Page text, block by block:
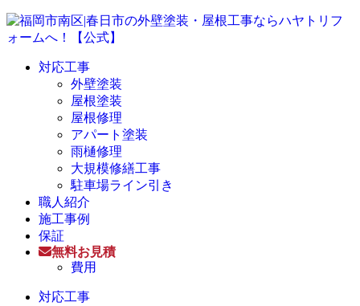
対応工事
外壁塗装
屋根塗装
屋根修理
アパート塗装
雨樋修理
大規模修繕工事
駐車場ライン引き
職人紹介
施工事例
保証
無料お見積
費用
対応工事